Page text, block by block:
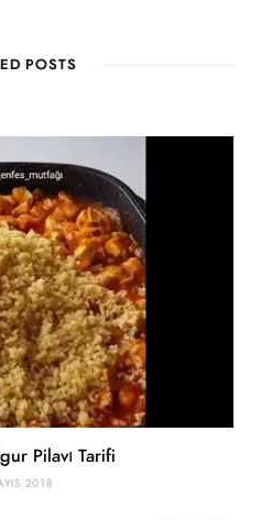
POSTS
Pilavı Tarifi
2018